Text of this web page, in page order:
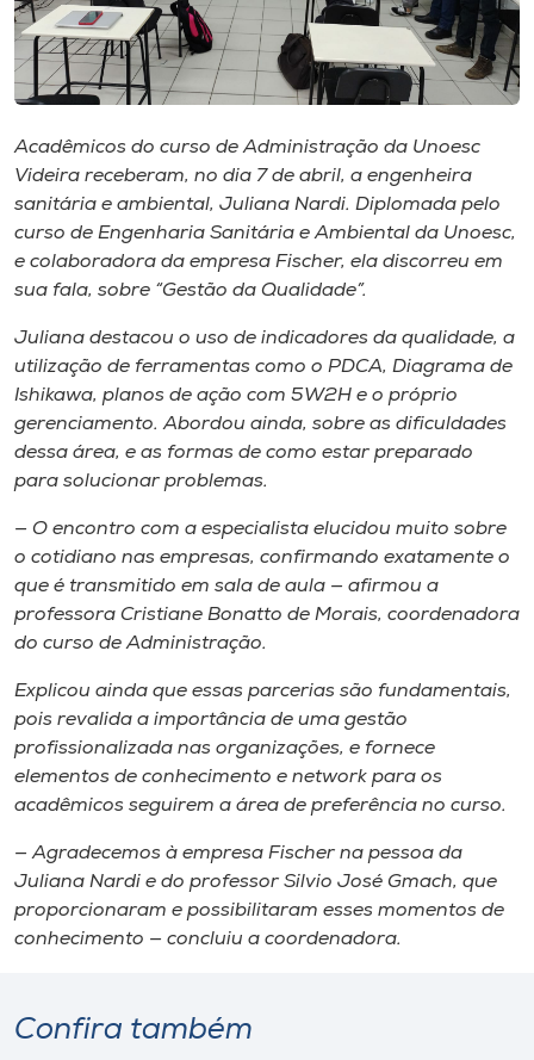
Museu
Store
Selecione
o idioma
Acadêmicos do curso de Administração da Unoesc
Videira receberam, no dia 7 de abril, a engenheira
sanitária e ambiental, Juliana Nardi. Diplomada pelo
curso de Engenharia Sanitária e Ambiental da Unoesc,
e colaboradora da empresa Fischer, ela discorreu em
sua fala, sobre “Gestão da Qualidade”.
Juliana destacou o uso de indicadores da qualidade, a
utilização de ferramentas como o PDCA, Diagrama de
Ishikawa, planos de ação com 5W2H e o próprio
gerenciamento. Abordou ainda, sobre as dificuldades
dessa área, e as formas de como estar preparado
para solucionar problemas.
— O encontro com a especialista elucidou muito sobre
o cotidiano nas empresas, confirmando exatamente o
que é transmitido em sala de aula — afirmou a
professora Cristiane Bonatto de Morais, coordenadora
do curso de Administração.
Explicou ainda que essas parcerias são fundamentais,
pois revalida a importância de uma gestão
profissionalizada nas organizações, e fornece
elementos de conhecimento e network para os
acadêmicos seguirem a área de preferência no curso.
— Agradecemos à empresa Fischer na pessoa da
Juliana Nardi e do professor Silvio José Gmach, que
proporcionaram e possibilitaram esses momentos de
conhecimento — concluiu a coordenadora.
Confira também